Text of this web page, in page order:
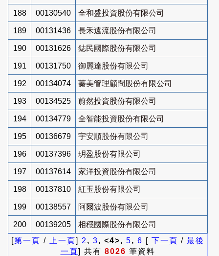
188 00130540 全和盛投資股份有限公司
189 00131436 長禾遠流股份有限公司
190 00131626 鋕民國際股份有限公司
191 00131750 御麗達股份有限公司
192 00134074 蓁美管理顧問股份有限公司
193 00134525 蔚然投資股份有限公司
194 00134779 全智能投資股份有限公司
195 00136679 宇安順股份有限公司
196 00137396 玥盈股份有限公司
197 00137614 家洋投資股份有限公司
198 00137810 紅玉股份有限公司
199 00138557 阿爾波股份有限公司
200 00139205
相穩國際股份有限公司
[第一頁 / 上一頁] 2 , 3, <4>, 5, 6 [ 下一頁 / 最後
一頁] 共有 8026 筆資料